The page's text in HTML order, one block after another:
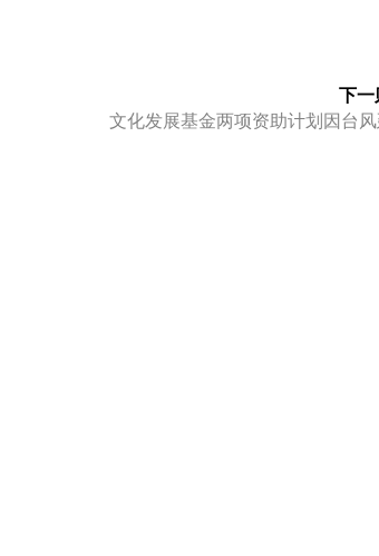
下一
文化发展基金两项资助计划因台